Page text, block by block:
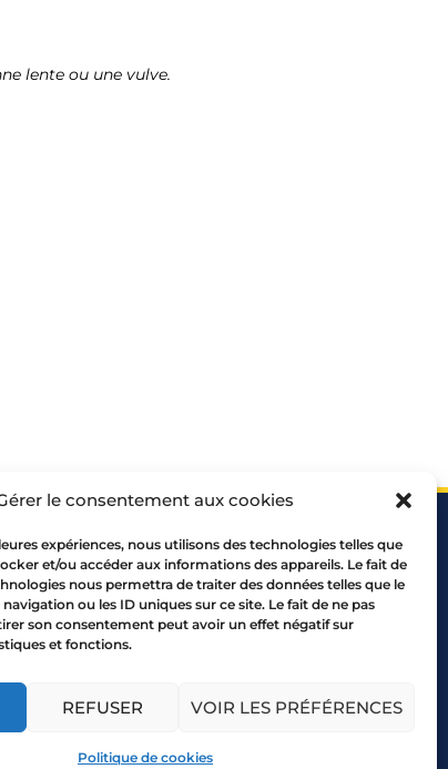
le consentement aux cookies
expériences, nous utilisons des technologies telles que
et/ou accéder aux informations des appareils. Le fait de
nous permettra de traiter des données telles que le
ou les ID uniques sur ce site. Le fait de ne pas
son consentement peut avoir un effet négatif sur
et fonctions.
REFUSER VOIR LES PRÉFÉRENCES
Politique de cookies
lente ou une vulve.